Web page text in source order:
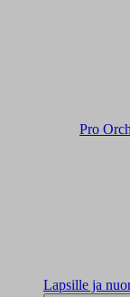
Pro
Lapsille ja